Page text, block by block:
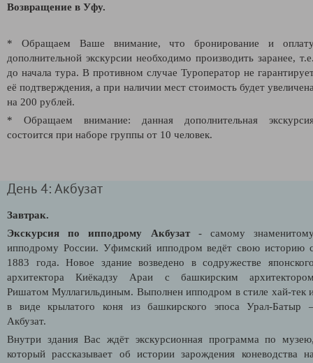
Возвращение в Уфу.
* Обращаем Ваше внимание, что бронирование и
дополнительной экскурсии необходимо производить заранее,
до начала тура. В противном случае Туроператор не
её подтверждения, а при наличии мест стоимость будет
на 200 рублей.
* Обращаем внимание: данная дополнительная
состоится при наборе группы от 10 человек.
День 4: Акбузат
Завтрак.
Экскурсия по ипподрому Акбузат - самому
ипподрому России. Уфимский ипподром ведёт свою историю
1883 года. Новое здание возведено в содружестве
архитектора Киёкадзу Араи с башкирским
Ришатом Муллагильдиным. Выполнен ипподром в стиле хай-тек
в виде крылатого коня из башкирского эпоса Урал-Батыр
Акбузат.
Внутри здания Вас ждёт экскурсионная программа по
который рассказывает об истории зарождения коневодства